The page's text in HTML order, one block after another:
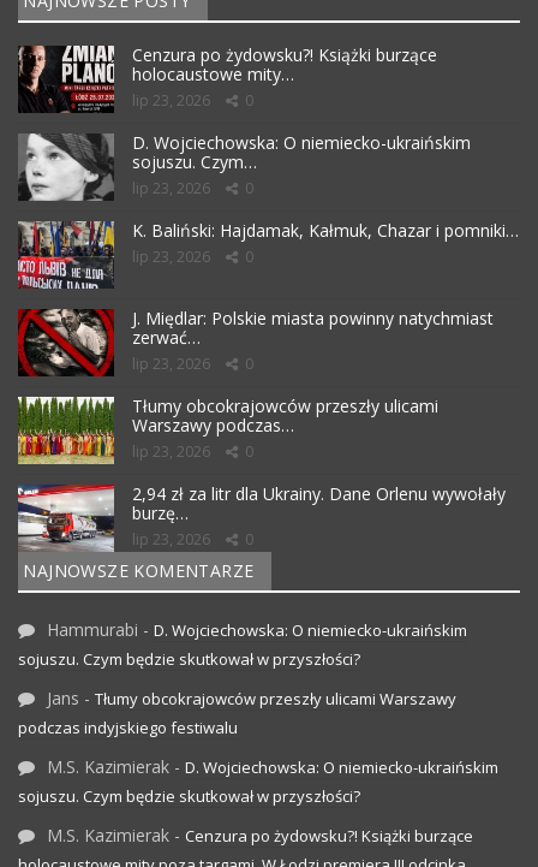
Cenzura po żydowsku?! Książki burzące
holocaustowe mity…
lip 23, 2026 0
D. Wojciechowska: O niemiecko-ukraińskim
sojuszu. Czym…
lip 23, 2026 0
K. Baliński: Hajdamak, Kałmuk, Chazar i pomniki…
lip 23, 2026 0
J. Międlar: Polskie miasta powinny natychmiast
zerwać…
lip 23, 2026 0
Tłumy obcokrajowców przeszły ulicami
Warszawy podczas…
lip 23, 2026 0
2,94 zł za litr dla Ukrainy. Dane Orlenu wywołały
burzę…
lip 23, 2026 0
NAJNOWSZE KOMENTARZE
Hammurabi - D. Wojciechowska: O niemiecko-ukraińskim
sojuszu. Czym będzie skutkował w przyszłości?
Jans - Tłumy obcokrajowców przeszły ulicami Warszawy
podczas indyjskiego festiwalu
M.S. Kazimierak - D. Wojciechowska: O niemiecko-ukraińskim
sojuszu. Czym będzie skutkował w przyszłości?
M.S. Kazimierak - Cenzura po żydowsku?! Książki burzące